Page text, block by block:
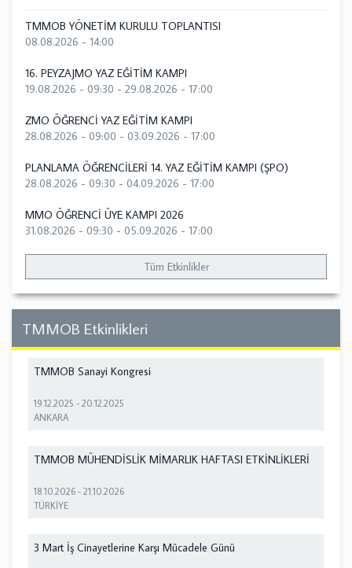
TMMOB YÖNETİM KURULU TOPLANTISI
08.08.2026 - 14:00
16. PEYZAJMO YAZ EĞİTİM KAMPI
19.08.2026 - 09:30 - 29.08.2026 - 17:00
ZMO ÖĞRENCİ YAZ EĞİTİM KAMPI
28.08.2026 - 09:00 - 03.09.2026 - 17:00
PLANLAMA ÖĞRENCİLERİ 14. YAZ EĞİTİM KAMPI (ŞPO)
28.08.2026 - 09:30 - 04.09.2026 - 17:00
MMO ÖĞRENCİ ÜYE KAMPI 2026
31.08.2026 - 09:30 - 05.09.2026 - 17:00
Tüm Etkinlikler
TMMOB Etkinlikleri
TMMOB Sanayi Kongresi
19.12.2025 -20.12.2025
ANKARA
TMMOB MÜHENDİSLİK MİMARLIK HAFTASI ETKİNLİKLERİ
18.10.2026 -21.10.2026
TÜRKİYE
3 Mart İş Cinayetlerine Karşı Mücadele Günü